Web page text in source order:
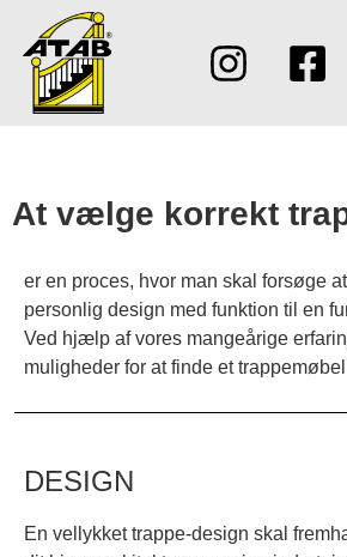
At vælge korrekt
er en proces, hvor man skal forsøge
personlig design med funktion til en
Ved hjælp af vores mangeårige
muligheder for at finde et
DESIGN
En vellykket trappe-design skal